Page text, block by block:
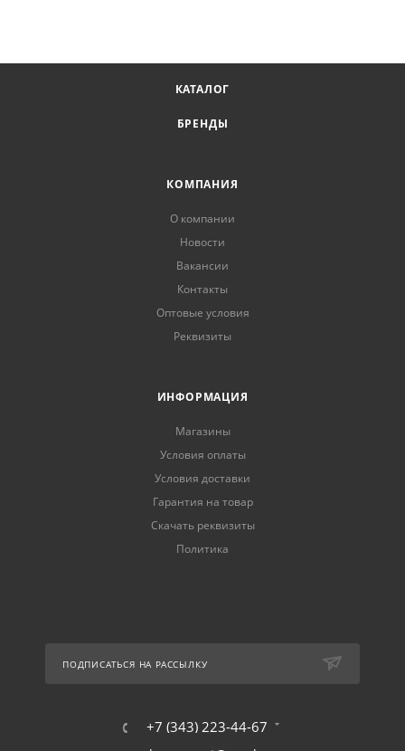
КАТАЛОГ
БРЕНДЫ
КОМПАНИЯ
О компании
Новости
Вакансии
Контакты
Оптовые условия
Реквизиты
ИНФОРМАЦИЯ
Магазины
Условия оплаты
Условия доставки
Гарантия на товар
Скачать реквизиты
Политика
ПОДПИСАТЬСЯ НА РАССЫЛКУ
+7 (343) 223-44-67